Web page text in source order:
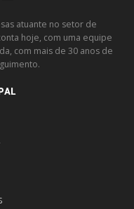
atuante no setor de
hoje, com uma equipe
com mais de 30 anos de